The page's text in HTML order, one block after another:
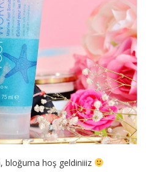
bloğuma hoş geldiniiiz